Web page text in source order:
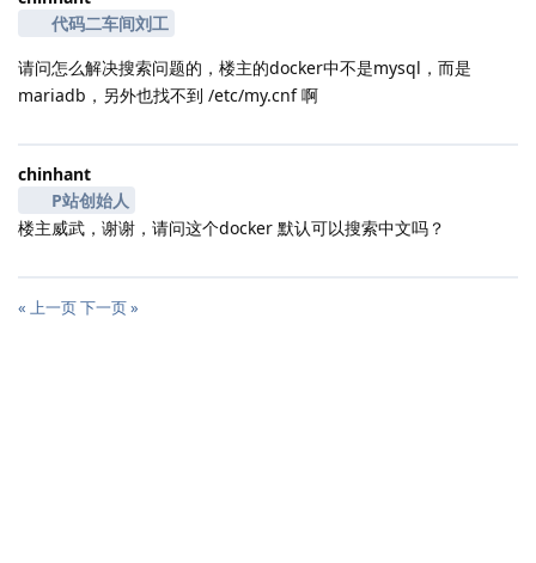
代码二车间刘工
请问怎么解决搜索问题的，楼主的docker中不是mysql，而是
mariadb，另外也找不到 /etc/my.cnf 啊
chinhant
P站创始人
楼主威武，谢谢，请问这个docker 默认可以搜索中文吗？
« 上一页下一页 »